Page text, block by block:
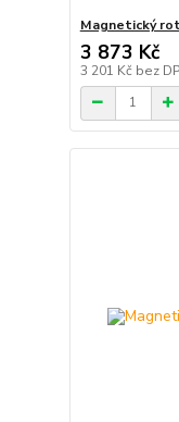
Magnetický
3 873 Kč
3 201 Kč bez